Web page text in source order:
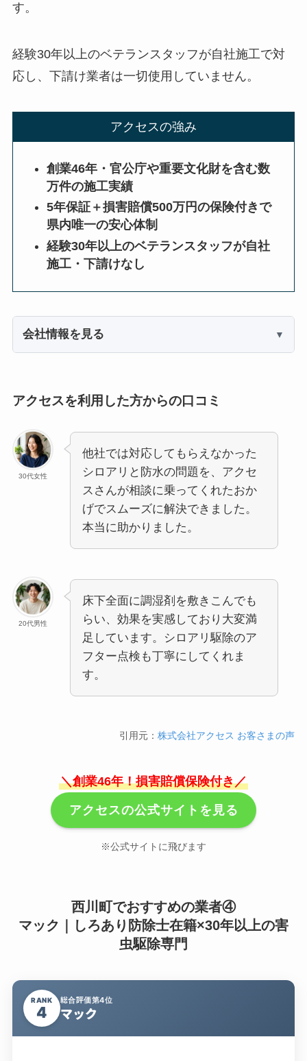
す。
経験30年以上のベテランスタッフが自社施工で対
応し、下請け業者は一切使用していません。
アクセスの強み
創業46年・官公庁や重要文化財を含む数
万件の施工実績
5年保証＋損害賠償500万円の保険付きで
県内唯一の安心体制
経験30年以上のベテランスタッフが自社
施工・下請けなし
会社情報を見る
アクセスを利用した方からの口コミ
30代女性
他社では対応してもらえなかった
シロアリと防水の問題を、アクセ
スさんが相談に乗ってくれたおか
げでスムーズに解決できました。
本当に助かりました。
20代男性
床下全面に調湿剤を敷きこんでも
らい、効果を実感しており大変満
足しています。シロアリ駆除のア
フター点検も丁寧にしてくれま
す。
引用元：株式会社アクセス お客さまの声
＼創業46年！損害賠償保険付き／
アクセスの公式サイトを見る
※公式サイトに飛びます
西川町でおすすめの業者④
マック｜しろあり防除士在籍×30年以上の害
虫駆除専門
RANK
4
総合評価第4位
マック